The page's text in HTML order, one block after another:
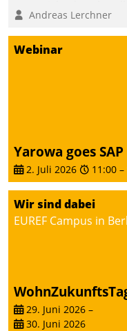
Cockpit für mobile
Mitarbeiter von
Datatrain. Die meravis
entschieden - als
Unternehmen am
Wohnungsmarkt.
Andreas Lerchner
Webinar
Yarowa goes SAP
2. Juli 2026 11:00 –
Wir sind dabei
EUREF Campus in
29. Juni 2026 –
30. Juni 2026